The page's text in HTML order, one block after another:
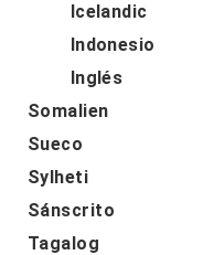
Icelandic
Indonesio
Inglés
Somalien
Sueco
Sylheti
Sánscrito
Tagalog